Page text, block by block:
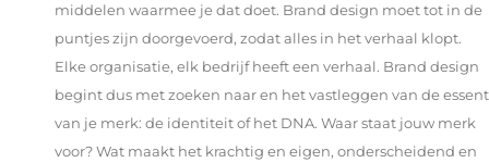
middelen waarmee je dat doet. Brand design moet tot in de
puntjes zijn doorgevoerd, zodat alles in het verhaal klopt.
Elke organisatie, elk bedrijf heeft een verhaal. Brand design
begint dus met zoeken naar en het vastleggen van de
van je merk: de identiteit of het DNA. Waar staat jouw merk
voor? Wat maakt het krachtig en eigen, onderscheidend en